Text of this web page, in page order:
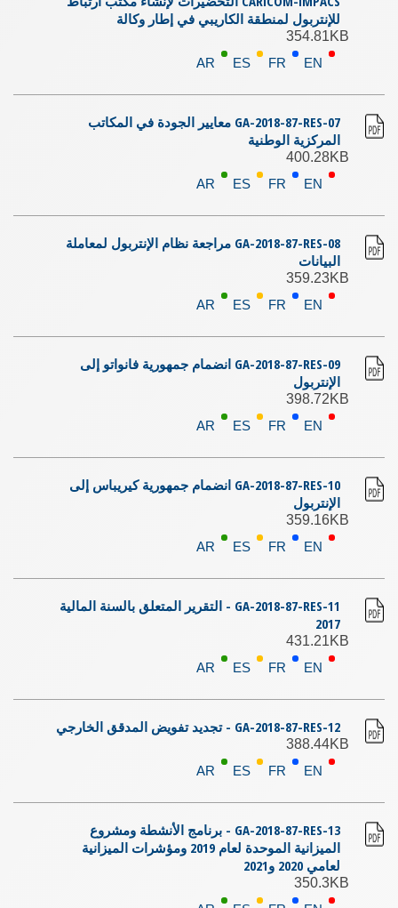
للإنتربول لمنطقة الكاريبي في إطار وكالة
354.81KB
EN
FR
ES
AR
GA-2018-87-RES-07 معايير الجودة في المكاتب
المركزية الوطنية
400.28KB
EN
FR
ES
AR
GA-2018-87-RES-08 مراجعة نظام الإنتربول لمعاملة
البيانات
359.23KB
EN
FR
ES
AR
GA-2018-87-RES-09 انضمام جمهورية فانواتو إلى
الإنتربول
398.72KB
EN
FR
ES
AR
GA-2018-87-RES-10 انضمام جمهورية كيريباس إلى
الإنتربول
359.16KB
EN
FR
ES
AR
GA-2018-87-RES-11 - التقرير المتعلق بالسنة المالية
2017
431.21KB
EN
FR
ES
AR
GA-2018-87-RES-12 - تجديد تفويض المدقق الخارجي
388.44KB
EN
FR
ES
AR
GA-2018-87-RES-13 - برنامج الأنشطة ومشروع
الميزانية الموحدة لعام 2019 ومؤشرات الميزانية
لعامي 2020 و2021
350.3KB